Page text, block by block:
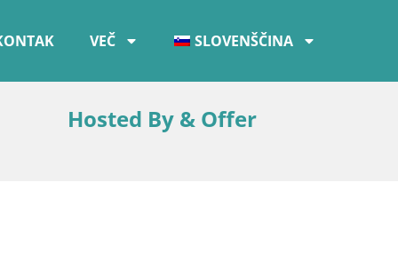
VEČ SLOVENŠČINA
Hosted By & Offer